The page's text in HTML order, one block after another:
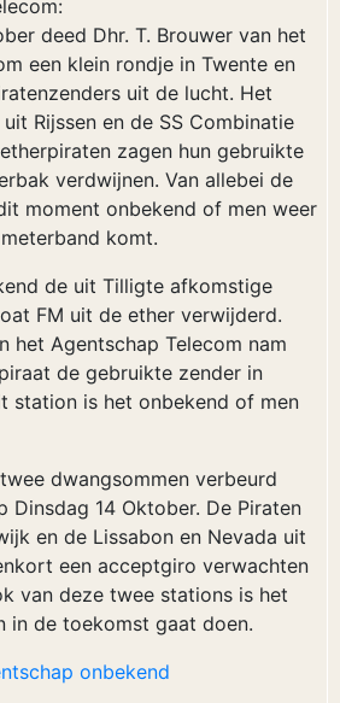
deed Dhr. T. Brouwer van het
een klein rondje in Twente en
uit de lucht. Het
Rijssen en de SS Combinatie
zagen hun gebruikte
verdwijnen. Van allebei de
moment onbekend of men weer
komt.
de uit Tilligte afkomstige
FM uit de ether verwijderd.
het Agentschap Telecom nam
de gebruikte zender in
station is het onbekend of men
dwangsommen verbeurd
Dinsdag 14 Oktober. De Piraten
en de Lissabon en Nevada uit
een acceptgiro verwachten
van deze twee stations is het
in de toekomst gaat doen.
onbekend